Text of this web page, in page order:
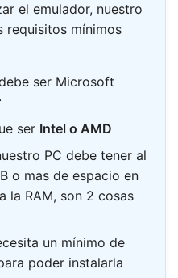
el emulador, nuestro
requisitos mínimos
ser Microsoft
ser Intel o AMD
PC debe tener al
o mas de espacio en
la RAM, son 2 cosas
un mínimo de
poder instalarla